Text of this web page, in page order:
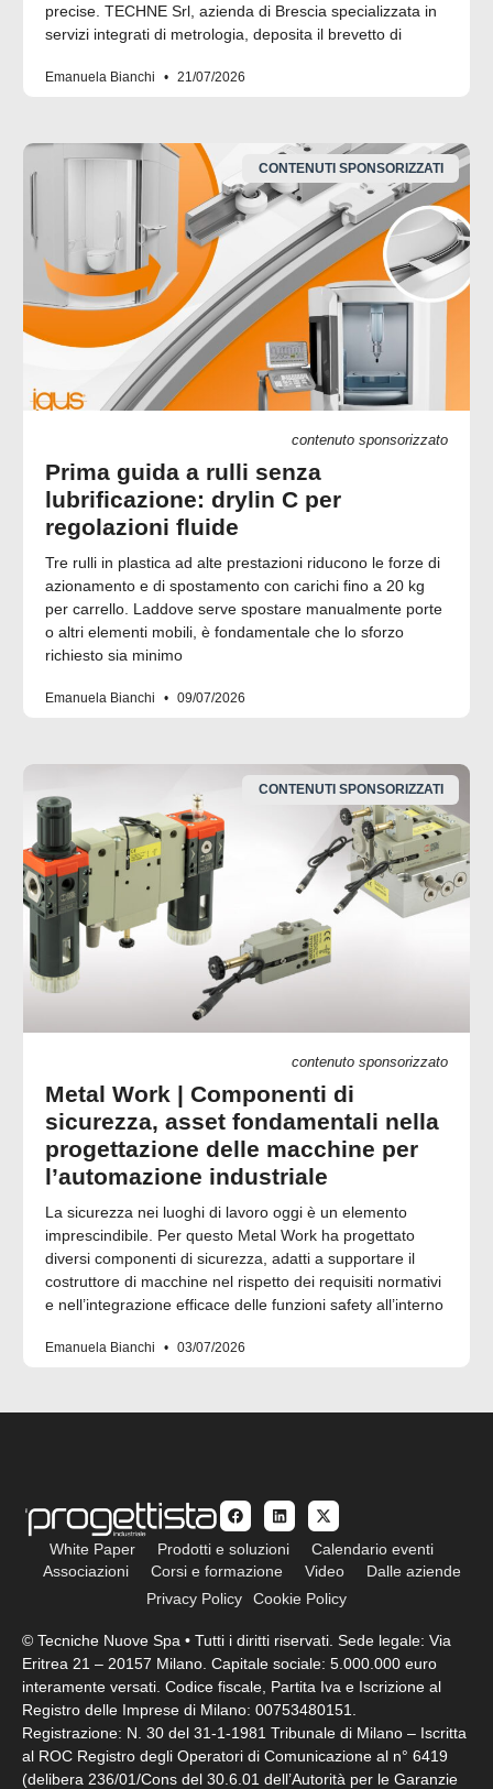
precise. TECHNE Srl, azienda di Brescia specializzata in
servizi integrati di metrologia, deposita il brevetto di
Emanuela Bianchi 21/07/2026
CONTENUTI SPONSORIZZATI
contenuto sponsorizzato
Prima guida a rulli senza
lubrificazione: drylin C per
regolazioni fluide
Tre rulli in plastica ad alte prestazioni riducono le forze di
azionamento e di spostamento con carichi fino a 20 kg
per carrello. Laddove serve spostare manualmente porte
o altri elementi mobili, è fondamentale che lo sforzo
richiesto sia minimo
Emanuela Bianchi 09/07/2026
CONTENUTI SPONSORIZZATI
contenuto sponsorizzato
Metal Work | Componenti di
sicurezza, asset fondamentali nella
progettazione delle macchine per
l’automazione industriale
La sicurezza nei luoghi di lavoro oggi è un elemento
imprescindibile. Per questo Metal Work ha progettato
diversi componenti di sicurezza, adatti a supportare il
costruttore di macchine nel rispetto dei requisiti normativi
e nell’integrazione efficace delle funzioni safety all’interno
Emanuela Bianchi 03/07/2026
White Paper Prodotti e soluzioni
Calendario eventi
Associazioni
Corsi e formazione Video
Dalle aziende
Privacy Policy
Cookie Policy
© Tecniche Nuove Spa • Tutti i diritti riservati. Sede legale: Via
Eritrea 21 – 20157 Milano. Capitale sociale: 5.000.000 euro
interamente versati. Codice fiscale, Partita Iva e Iscrizione al
Registro delle Imprese di Milano: 00753480151.
Registrazione: N. 30 del 31-1-1981 Tribunale di Milano – Iscritta
al ROC Registro degli Operatori di Comunicazione al n° 6419
(delibera 236/01/Cons del 30.6.01 dell’Autorità per le Garanzie